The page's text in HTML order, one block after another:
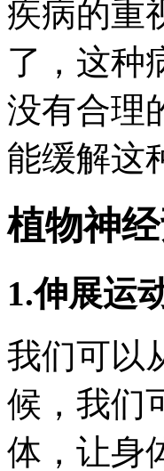
疾病的重
了，这种
没有合理
能缓解这
植物神
1.伸展运
我们可以
候，我们
体，让身